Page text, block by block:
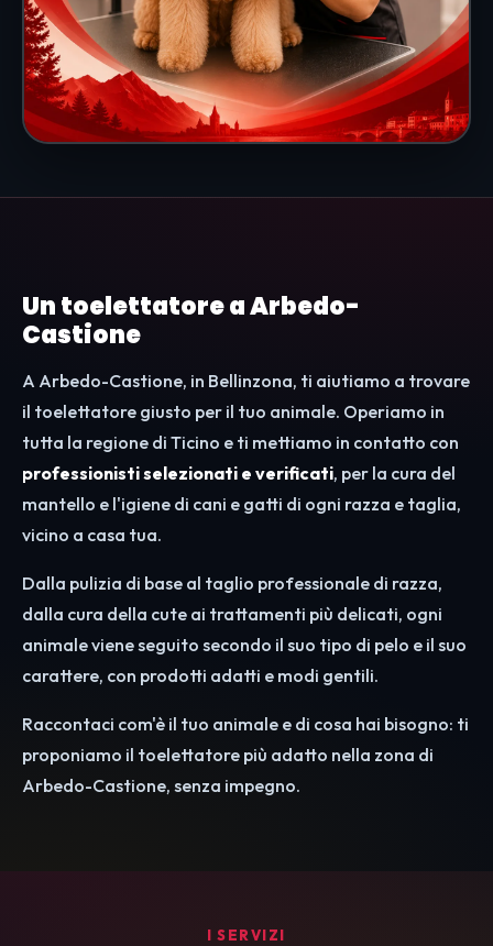
Un toelettatore a Arbedo-
Castione
A Arbedo-Castione, in Bellinzona, ti aiutiamo a trovare
il toelettatore giusto per il tuo animale. Operiamo in
tutta la regione di Ticino e ti mettiamo in contatto con
professionisti selezionati e verificati, per la cura del
mantello e l'igiene di cani e gatti di ogni razza e taglia,
vicino a casa tua.
Dalla pulizia di base al taglio professionale di razza,
dalla cura della cute ai trattamenti più delicati, ogni
animale viene seguito secondo il suo tipo di pelo e il suo
carattere, con prodotti adatti e modi gentili.
Raccontaci com'è il tuo animale e di cosa hai bisogno: ti
proponiamo il toelettatore più adatto nella zona di
Arbedo-Castione, senza impegno.
I SERVIZI